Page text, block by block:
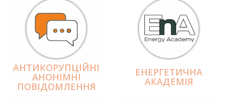
АНТИКОРУПЦІЙНІ
АНОНІМНІ
ПОВІДОМЛЕННЯ
ЕНЕРГЕТИЧНА
АКАДЕМІЯ